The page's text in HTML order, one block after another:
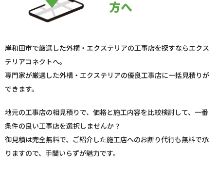
方へ
岸和田市で厳選した外構・エクステリアの工事店を探すならエクス
テリアコネクトへ。
専門家が厳選した外構・エクステリアの優良工事店に一括見積りが
できます。
地元の工事店の相見積りで、価格と施工内容を比較検討して、一番
条件の良い工事店を選択しませんか？
御見積は完全無料で、ご紹介した施工店へのお断り代行も無料で承
りますので、手間いらずが魅力です。